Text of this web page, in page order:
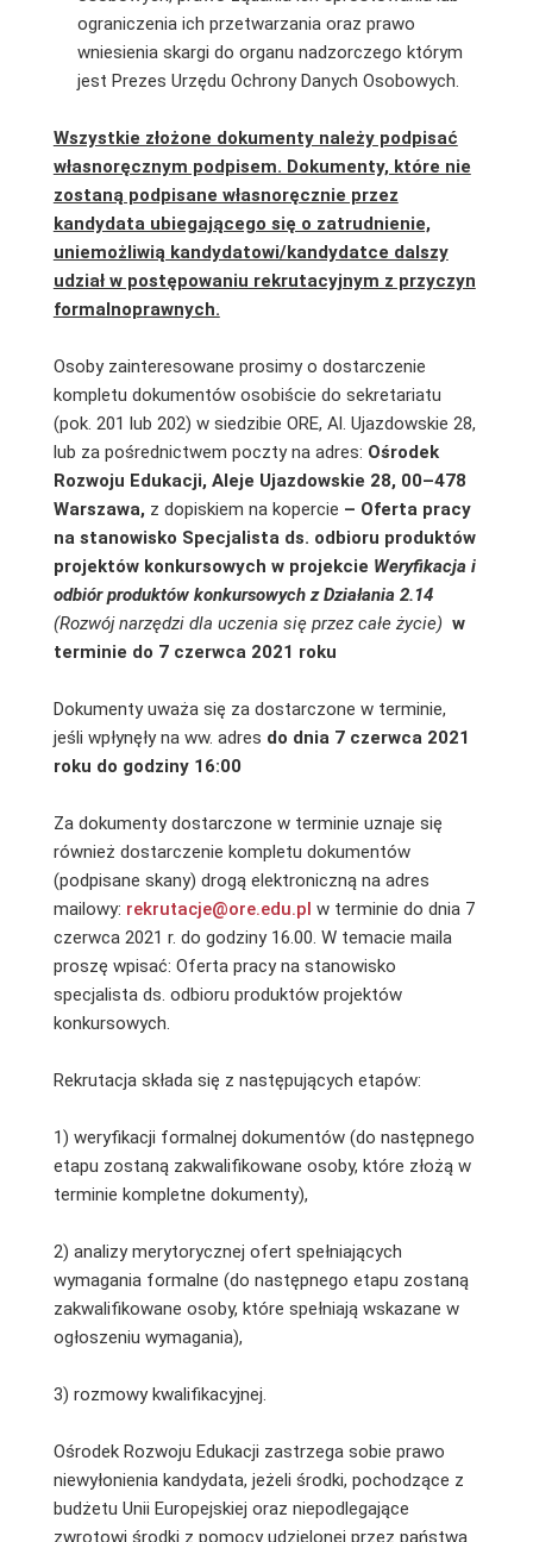
ograniczenia ich przetwarzania oraz prawo
wniesienia skargi do organu nadzorczego którym
jest Prezes Urzędu Ochrony Danych Osobowych.
Wszystkie złożone dokumenty należy podpisać
własnoręcznym podpisem. Dokumenty, które nie
zostaną podpisane własnoręcznie przez
kandydata ubiegającego się o zatrudnienie,
uniemożliwią kandydatowi/kandydatce dalszy
udział w postępowaniu rekrutacyjnym z przyczyn
formalnoprawnych.
Osoby zainteresowane prosimy o dostarczenie
kompletu dokumentów osobiście do sekretariatu
(pok. 201 lub 202) w siedzibie ORE, Al. Ujazdowskie 28,
lub za pośrednictwem poczty na adres: Ośrodek
Rozwoju Edukacji, Aleje Ujazdowskie 28, 00–478
Warszawa, z dopiskiem na kopercie – Oferta pracy
na stanowisko Specjalista ds. odbioru produktów
projektów konkursowych w projekcie Weryfikacja i
odbiór produktów konkursowych z Działania 2.14
(Rozwój narzędzi dla uczenia się przez całe życie) w
terminie do 7 czerwca 2021 roku
Dokumenty uważa się za dostarczone w terminie,
jeśli wpłynęły na ww. adres do dnia 7 czerwca 2021
roku do godziny 16:00
Za dokumenty dostarczone w terminie uznaje się
również dostarczenie kompletu dokumentów
(podpisane skany) drogą elektroniczną na adres
mailowy: rekrutacje@ore.edu.pl w terminie do dnia 7
czerwca 2021 r. do godziny 16.00. W temacie maila
proszę wpisać: Oferta pracy na stanowisko
specjalista ds. odbioru produktów projektów
konkursowych.
Rekrutacja składa się z następujących etapów:
1) weryfikacji formalnej dokumentów (do następnego
etapu zostaną zakwalifikowane osoby, które złożą w
terminie kompletne dokumenty),
2) analizy merytorycznej ofert spełniających
wymagania formalne (do następnego etapu zostaną
zakwalifikowane osoby, które spełniają wskazane w
ogłoszeniu wymagania),
3) rozmowy kwalifikacyjnej.
Ośrodek Rozwoju Edukacji zastrzega sobie prawo
niewyłonienia kandydata, jeżeli środki, pochodzące z
budżetu Unii Europejskiej oraz niepodlegające
zwrotowi środki z pomocy udzielonej przez państwa